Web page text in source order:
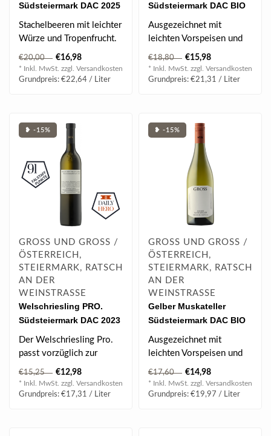
Südsteiermark DAC 2025
0.75 l
Stachelbeeren mit leichter
Würze und Tropenfrucht.
€20,00 €16,98
* Inkl. MwSt. zzgl. Versandkosten
Grundpreis: €22,64 / Liter
Südsteiermark DAC BIO
2025 0.75 l
Ausgezeichnet mit
leichten Vorspeisen und
würzigen Gerichten der
Ethno- und Fus..
€18,80 €15,98
* Inkl. MwSt. zzgl. Versandkosten
Grundpreis: €21,31 / Liter
❥ -15%
GROSS UND GROSS /
ÖSTERREICH,
STEIERMARK, RATSCH
AN DER
WEINSTRASSE
Welschriesling PRO.
Südsteiermark DAC 2023
0.75 l
Der Welschriesling Pro.
passt vorzüglich zur
vegetarischen Küche
sowie zu hell..
€15,25 €12,98
* Inkl. MwSt. zzgl. Versandkosten
Grundpreis: €17,31 / Liter
❥ -15%
GROSS UND GROSS /
ÖSTERREICH,
STEIERMARK, RATSCH
AN DER
WEINSTRASSE
Gelber Muskateller
Südsteiermark DAC BIO
2024 0.75 l
Ausgezeichnet mit
leichten Vorspeisen und
würzigen Gerichten der
Ethno- und Fus..
€17,60 €14,98
* Inkl. MwSt. zzgl. Versandkosten
Grundpreis: €19,97 / Liter